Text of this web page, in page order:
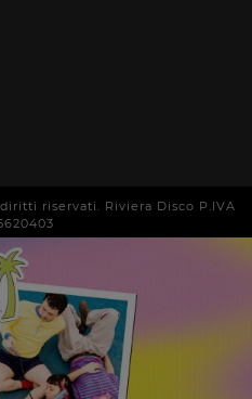
riservati. Riviera Disco P.IVA